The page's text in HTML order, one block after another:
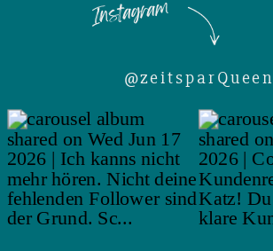
@zeitsparQueen
Instagram